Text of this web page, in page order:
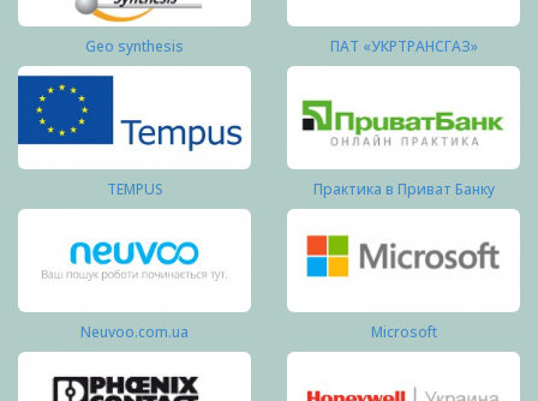
Geo synthesis ПАТ «УКРТРАНСГАЗ»
TEMPUS Практика в Приват Банку
Neuvoo.com.ua Microsoft